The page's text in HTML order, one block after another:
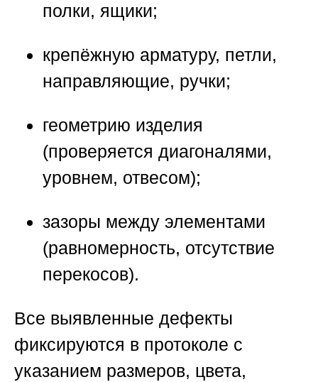
полки, ящики;
крепёжную арматуру, петли,
направляющие, ручки;
геометрию изделия
(проверяется диагоналями,
уровнем, отвесом);
зазоры между элементами
(равномерность, отсутствие
перекосов).
Все выявленные дефекты
фиксируются в протоколе с
указанием размеров, цвета,